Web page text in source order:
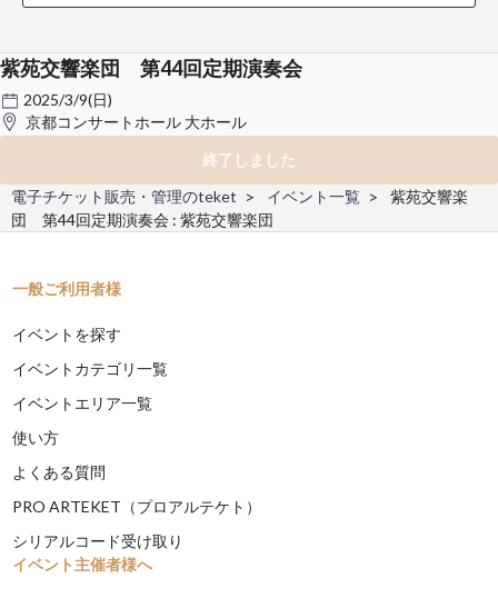
紫苑交響楽団 第44回定期演奏会
2025/3/9(日)
京都コンサートホール 大ホール
終了しました
電子チケット販売・管理のteket
イベント一覧
紫苑交響楽
団 第44回定期演奏会 : 紫苑交響楽団
一般ご利用者様
イベントを探す
イベントカテゴリ一覧
イベントエリア一覧
使い方
よくある質問
PRO ARTEKET（プロアルテケト）
シリアルコード受け取り
イベント主催者様へ